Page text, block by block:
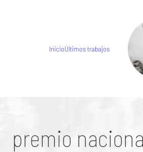
InicioÚltimos trabajos
premio